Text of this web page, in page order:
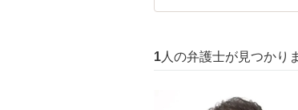
1 人の弁護士が見つかり